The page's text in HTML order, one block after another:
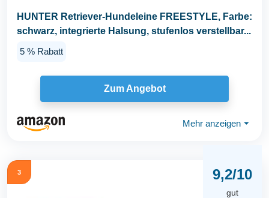
HUNTER Retriever-Hundeleine FREESTYLE, Farbe:
schwarz, integrierte Halsung, stufenlos verstellbar...
5 % Rabatt
Zum Angebot
Mehr anzeigen ⏷
3 9,2/10
gut